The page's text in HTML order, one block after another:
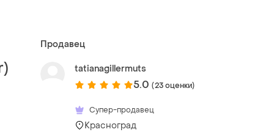
Продавец
tatianagillermuts
5.0 (23 оценки)
Супер-продавец
Красноград